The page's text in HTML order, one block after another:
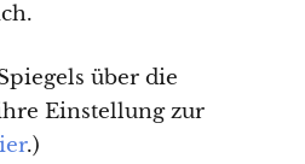
über die
Einstellung zur
.)